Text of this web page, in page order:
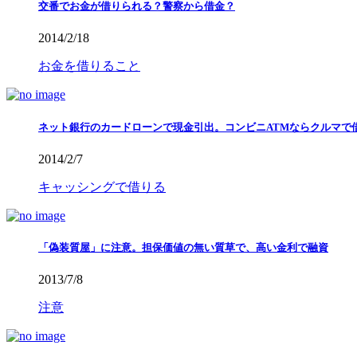
交番でお金が借りられる？警察から借金？
2014/2/18
お金を借りること
ネット銀行のカードローンで現金引出。コンビニATMならクルマで
2014/2/7
キャッシングで借りる
「偽装質屋」に注意。担保価値の無い質草で、高い金利で融資
2013/7/8
注意